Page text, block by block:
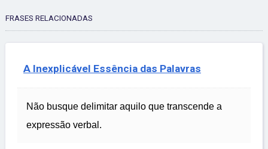
FRASES RELACIONADAS
A Inexplicável Essência das Palavras
Não busque delimitar aquilo que transcende a
expressão verbal.